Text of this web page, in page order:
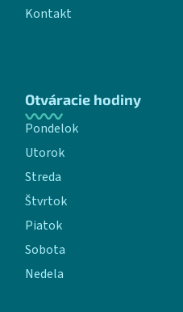
Kontakt
Otváracie hodiny
Pondelok
Utorok
Streda
Štvrtok
Piatok
Sobota
Nedela